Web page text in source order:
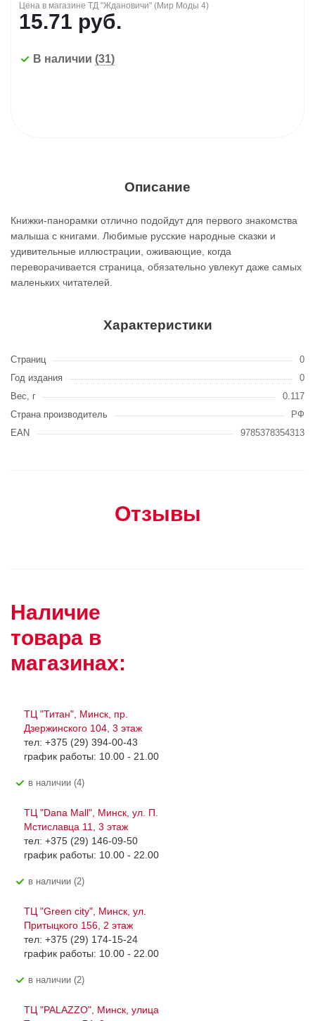
Цена в магазине ТД "Ждановичи" (Мир Моды 4)
15.71 руб.
В наличии (31)
Описание
Книжки-панорамки отлично подойдут для первого знакомства
малыша с книгами. Любимые русские народные сказки и
удивительные иллюстрации, оживающие, когда
переворачивается страница, обязательно увлекут даже самых
маленьких читателей.
Характеристики
Страниц
0
Год издания
0
Вес, г
0.117
Страна производитель
РФ
EAN
9785378354313
Отзывы
Наличие
товара в
магазинах:
ТЦ "Титан", Минск, пр.
Дзержинского 104, 3 этаж
тел: +375 (29) 394-00-43
график работы: 10.00 - 21.00
В наличии (4)
ТЦ "Dana Mall", Минск, ул. П.
Мстиславца 11, 3 этаж
тел: +375 (29) 146-09-50
график работы: 10.00 - 22.00
В наличии (2)
ТЦ "Green city", Минск, ул.
Притыцкого 156, 2 этаж
тел: +375 (29) 174-15-24
график работы: 10.00 - 22.00
В наличии (2)
ТЦ "PALAZZO", Минск, улица